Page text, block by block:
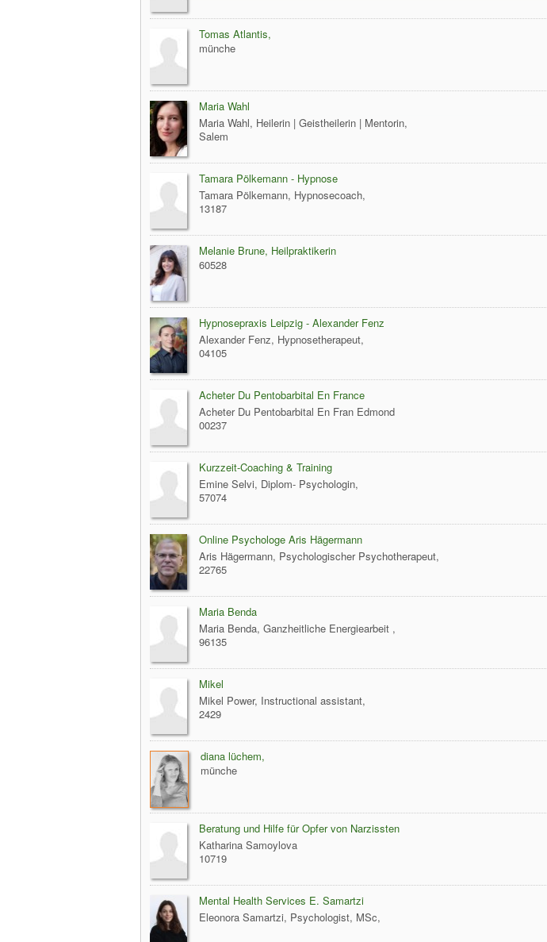
Tomas Atlantis,
münche
Maria Wahl
Maria Wahl, Heilerin | Geistheilerin | Mentorin,
Salem
Tamara Pölkemann - Hypnose
Tamara Pölkemann, Hypnosecoach,
13187
Melanie Brune, Heilpraktikerin
60528
Hypnosepraxis Leipzig - Alexander Fenz
Alexander Fenz, Hypnosetherapeut,
04105
Acheter Du Pentobarbital En France
Acheter Du Pentobarbital En Fran Edmond
00237
Kurzzeit-Coaching & Training
Emine Selvi, Diplom- Psychologin,
57074
Online Psychologe Aris Hägermann
Aris Hägermann, Psychologischer Psychotherapeut,
22765
Maria Benda
Maria Benda, Ganzheitliche Energiearbeit ,
96135
Mikel
Mikel Power, Instructional assistant,
2429
diana lüchem,
münche
Beratung und Hilfe für Opfer von Narzissten
Katharina Samoylova
10719
Mental Health Services E. Samartzi
Eleonora Samartzi, Psychologist, MSc,